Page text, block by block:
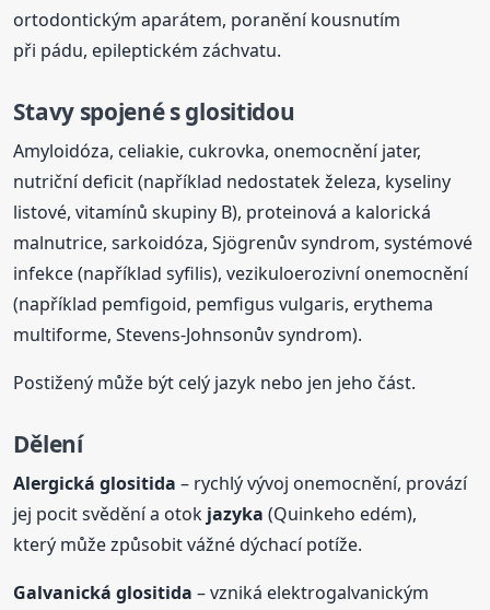
ortodontickým aparátem, poranění kousnutím
při pádu, epileptickém záchvatu.
Stavy spojené s glositidou
Amyloidóza, celiakie, cukrovka, onemocnění jater,
nutriční deficit (například nedostatek železa, kyseliny
listové, vitamínů skupiny B), proteinová a kalorická
malnutrice, sarkoidóza, Sjögrenův syndrom, systémové
infekce (například syfilis), vezikuloerozivní onemocnění
(například pemfigoid, pemfigus vulgaris, erythema
multiforme, Stevens-Johnsonův syndrom).
Postižený může být celý jazyk nebo jen jeho část.
Dělení
Alergická glositida – rychlý vývoj onemocnění, provází
jej pocit svědění a otok jazyka (Quinkeho edém),
který může způsobit vážné dýchací potíže.
Galvanická glositida – vzniká elektrogalvanickým